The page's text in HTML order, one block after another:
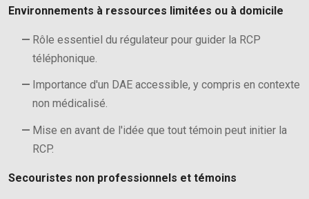
Environnements à ressources limitées ou à domicile
Rôle essentiel du régulateur pour guider la RCP
téléphonique.
Importance d'un DAE accessible, y compris en contexte
non médicalisé.
Mise en avant de l'idée que tout témoin peut initier la
RCP.
Secouristes non professionnels et témoins